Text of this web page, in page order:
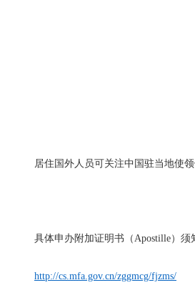
居住国外人员可关注中国驻当地使领
具体申办附加证明书（Apostille）
http://cs.mfa.gov.cn/zggmcg/fjzms/